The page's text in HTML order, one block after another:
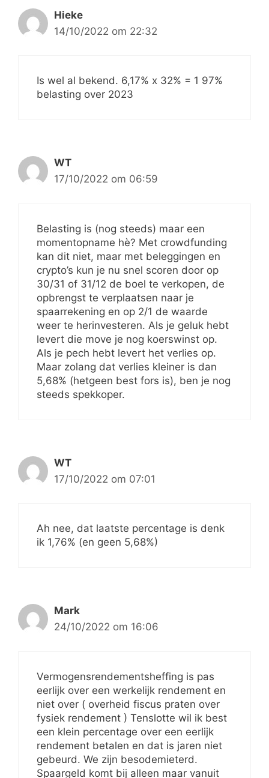
Hieke
14/10/2022 om 22:32
Is wel al bekend. 6,17% x 32% = 1 97%
belasting over 2023
WT
17/10/2022 om 06:59
Belasting is (nog steeds) maar een
momentopname hè? Met crowdfunding
kan dit niet, maar met beleggingen en
crypto’s kun je nu snel scoren door op
30/31 of 31/12 de boel te verkopen, de
opbrengst te verplaatsen naar je
spaarrekening en op 2/1 de waarde
weer te herinvesteren. Als je geluk hebt
levert die move je nog koerswinst op.
Als je pech hebt levert het verlies op.
Maar zolang dat verlies kleiner is dan
5,68% (hetgeen best fors is), ben je nog
steeds spekkoper.
WT
17/10/2022 om 07:01
Ah nee, dat laatste percentage is denk
ik 1,76% (en geen 5,68%)
Mark
24/10/2022 om 16:06
Vermogensrendementsheffing is pas
eerlijk over een werkelijk rendement en
niet over ( overheid fiscus praten over
fysiek rendement ) Tenslotte wil ik best
een klein percentage over een eerlijk
rendement betalen en dat is jaren niet
gebeurd. We zijn besodemieterd.
Spaargeld komt bij alleen maar vanuit